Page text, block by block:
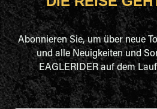
Abonnieren Sie, um über neue
und alle Neuigkeiten und
EAGLERIDER auf dem